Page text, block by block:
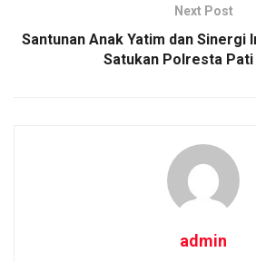
Next Post
Santunan Anak Yatim dan Sinergi
Satukan Polresta Pati
admin